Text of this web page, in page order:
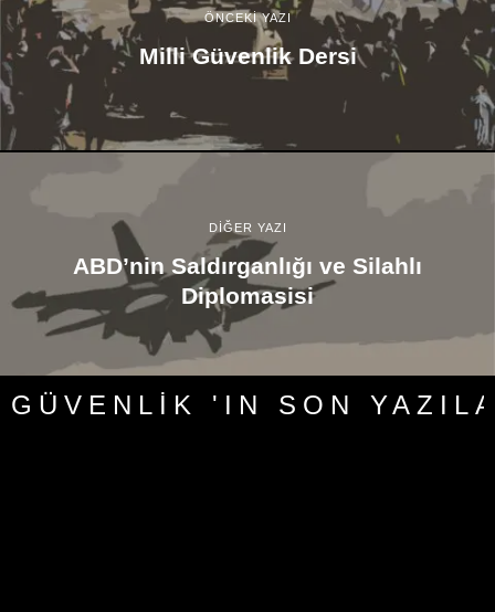
ÖNCEKİ YAZI
Milli Güvenlik Dersi
DİĞER YAZI
ABD’nin Saldırganlığı ve Silahlı
Diplomasisi
GÜVENLIK 'IN SON